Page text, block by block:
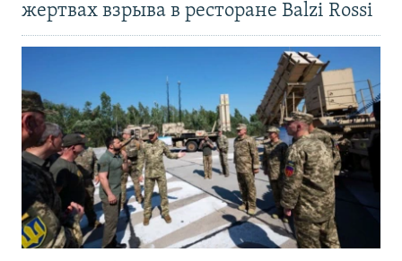
жертвах взрыва в ресторане Balzi Rossi